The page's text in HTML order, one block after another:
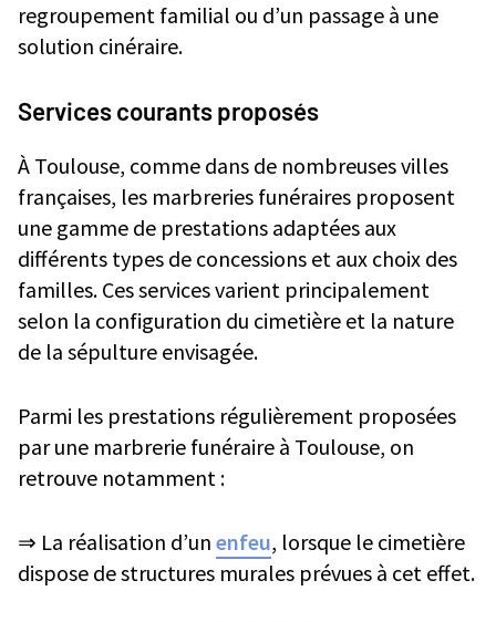
regroupement familial ou d’un passage à une
solution cinéraire.
Services courants proposés
À Toulouse, comme dans de nombreuses villes
françaises, les marbreries funéraires proposent
une gamme de prestations adaptées aux
différents types de concessions et aux choix des
familles. Ces services varient principalement
selon la configuration du cimetière et la nature
de la sépulture envisagée.
Parmi les prestations régulièrement proposées
par une marbrerie funéraire à Toulouse, on
retrouve notamment :
⇒ La réalisation d’un enfeu, lorsque le cimetière
dispose de structures murales prévues à cet effet.